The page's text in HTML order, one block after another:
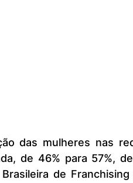
de 46% para 57%,
de